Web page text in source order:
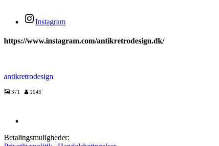
Instagram
https://www.instagram.com/antikretrodesign.dk/
antikretrodesign
371 1949
Betalingsmuligheder: